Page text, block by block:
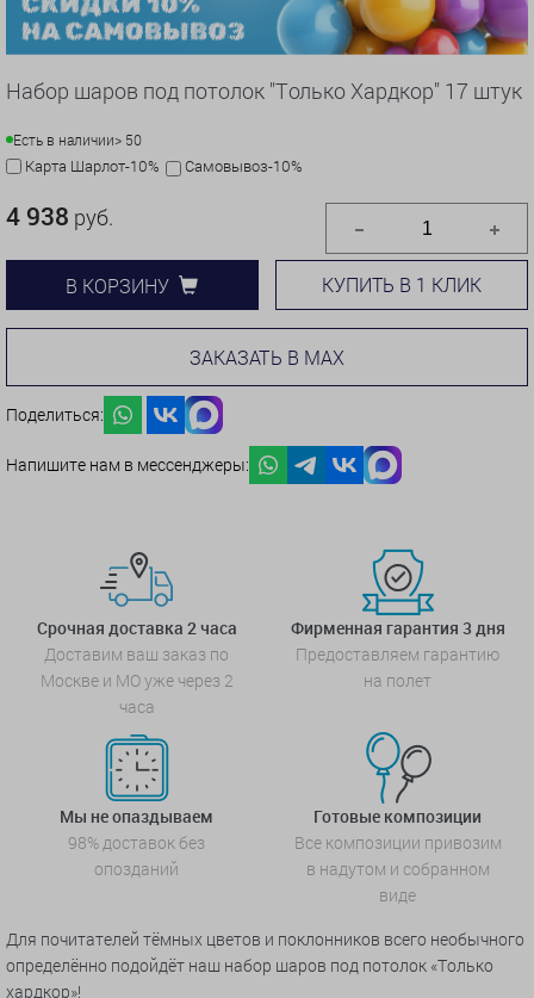
Набор шаров под потолок "Только Хардкор" 17 штук
Есть в наличии> 50
Карта Шарлот-10% Самовывоз-10%
4 938 руб.
В КОРЗИНУ КУПИТЬ В 1 КЛИК
ЗАКАЗАТЬ В MAX
Поделиться:
Напишите нам в мессенджеры:
Срочная доставка 2 часа
Доставим ваш заказ по
Москве и МО уже через 2
часа
Фирменная гарантия 3 дня
Предоставляем гарантию
на полет
Мы не опаздываем
98% доставок без
опозданий
Готовые композиции
Все композиции привозим
в надутом и собранном
виде
Для почитателей тёмных цветов и поклонников всего необычного
определённо подойдёт наш набор шаров под потолок «Только
хардкор»!